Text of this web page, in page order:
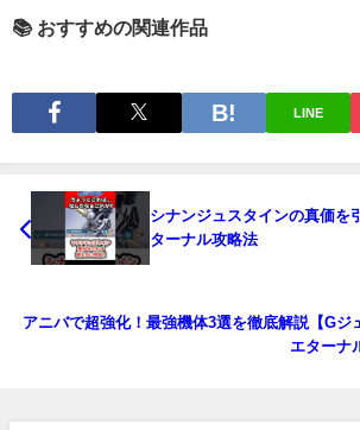
📚 おすすめの関連作品
LINE
シナンジュスタインの真価を
ターナル攻略法
アニバで超強化！最強機体3選を徹底解説【Gジ
エターナ